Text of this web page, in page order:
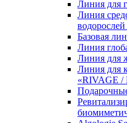
Линия для
Линия
Базовая
Линия
Линия для
Линия для
«RIVAGE